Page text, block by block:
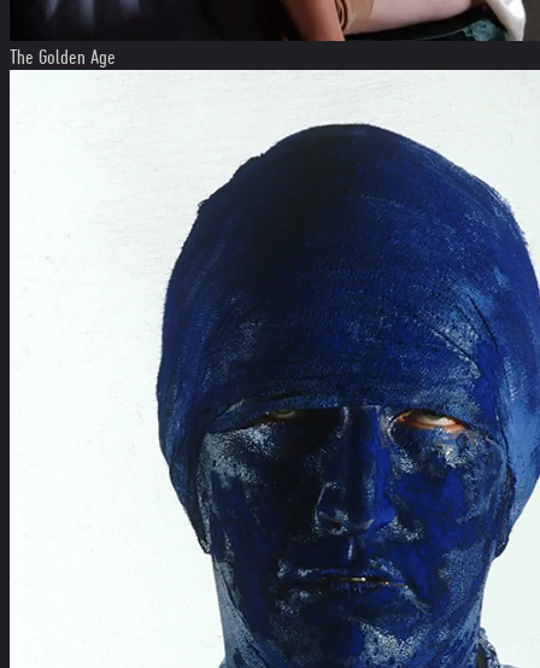
The Golden Age